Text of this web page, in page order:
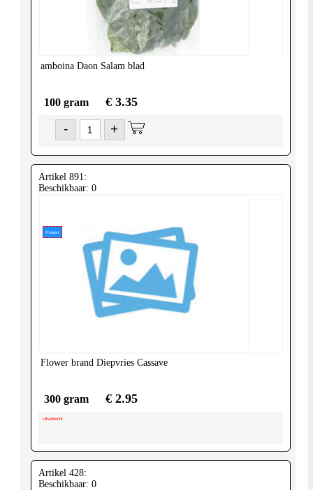
amboina Daon Salam blad
100 gram € 3.35
- +
Frozen
Artikel 891:
Beschikbaar: 0
Flower brand Diepvries Cassave
300 gram € 2.95
Uitverkocht
Artikel 428:
Beschikbaar: 0